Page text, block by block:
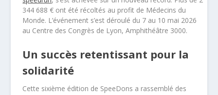
344 688 € ont été récoltés au profit de Médecins du
Monde. L’événement s’est déroulé du 7 au 10 mai 2026
au Centre des Congrès de Lyon, Amphithéâtre 3000.
Un succès retentissant pour la
solidarité
Cette sixième édition de SpeeDons a rassemblé des